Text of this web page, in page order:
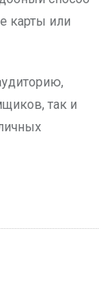
карты или
так и